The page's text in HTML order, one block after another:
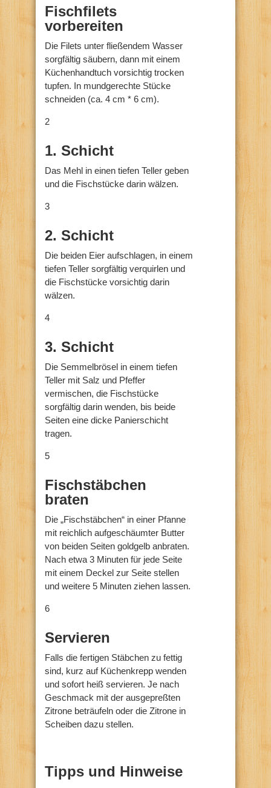
Fischfilets
vorbereiten
Die Filets unter fließendem Wasser
sorgfältig säubern, dann mit einem
Küchenhandtuch vorsichtig trocken
tupfen. In mundgerechte Stücke
schneiden (ca. 4 cm * 6 cm).
2
1. Schicht
Das Mehl in einen tiefen Teller geben
und die Fischstücke darin wälzen.
3
2. Schicht
Die beiden Eier aufschlagen, in einem
tiefen Teller sorgfältig verquirlen und
die Fischstücke vorsichtig darin
wälzen.
4
3. Schicht
Die Semmelbrösel in einem tiefen
Teller mit Salz und Pfeffer
vermischen, die Fischstücke
sorgfältig darin wenden, bis beide
Seiten eine dicke Panierschicht
tragen.
5
Fischstäbchen
braten
Die „Fischstäbchen“ in einer Pfanne
mit reichlich aufgeschäumter Butter
von beiden Seiten goldgelb anbraten.
Nach etwa 3 Minuten für jede Seite
mit einem Deckel zur Seite stellen
und weitere 5 Minuten ziehen lassen.
6
Servieren
Falls die fertigen Stäbchen zu fettig
sind, kurz auf Küchenkrepp wenden
und sofort heiß servieren. Je nach
Geschmack mit der ausgepreßten
Zitrone beträufeln oder die Zitrone in
Scheiben dazu stellen.
Tipps und Hinweise